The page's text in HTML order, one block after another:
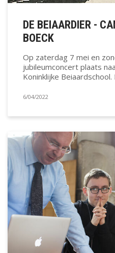
DE BEIAARDIER -
BOECK
Op zaterdag 7 mei en
jubileumconcert plaats
Koninklijke
6/04/2022